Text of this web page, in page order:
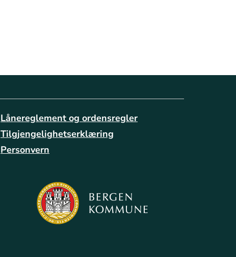
Lånereglement og ordensregler
Tilgjengelighetserklæring
Personvern